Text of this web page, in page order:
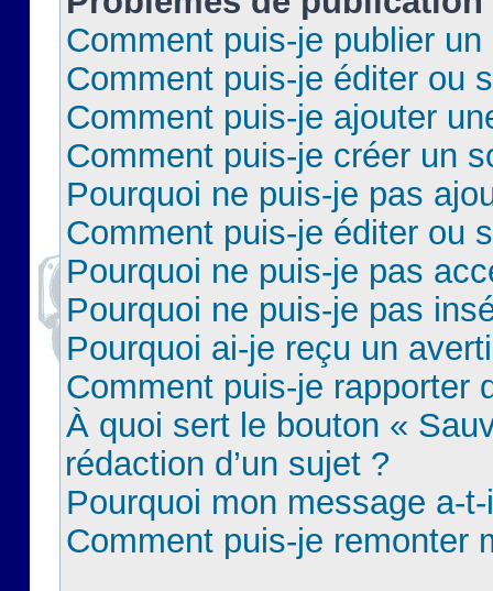
Comment puis-je publier
Comment puis-je éditer ou
Comment puis-je ajouter
Comment puis-je créer un
Pourquoi ne puis-je pas
Comment puis-je éditer ou
Pourquoi ne puis-je pas
Pourquoi ne puis-je pas
Pourquoi ai-je reçu un
Comment puis-je rapporter
À quoi sert le bouton «
rédaction d’un sujet ?
Pourquoi mon message a-
Comment puis-je remonter